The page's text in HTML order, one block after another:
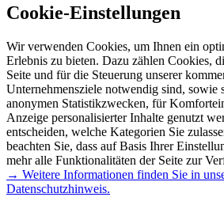
Cookie-Einstellungen
Wir verwenden Cookies, um Ihnen ein
Erlebnis zu bieten. Dazu zählen Cookies,
Seite und für die Steuerung unserer
Unternehmensziele notwendig sind, sowie
anonymen Statistikzwecken, für
Anzeige personalisierter Inhalte genutzt
entscheiden, welche Kategorien Sie
beachten Sie, dass auf Basis Ihrer
mehr alle Funktionalitäten der Seite zur
→ Weitere Informationen finden Sie in
Datenschutzhinweis.